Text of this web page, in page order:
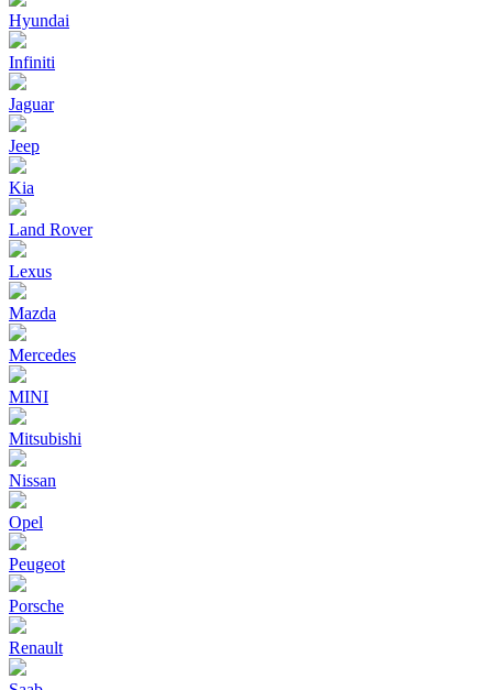
Hyundai
Infiniti
Jaguar
Jeep
Kia
Land Rover
Lexus
Mazda
Mercedes
MINI
Mitsubishi
Nissan
Opel
Peugeot
Porsche
Renault